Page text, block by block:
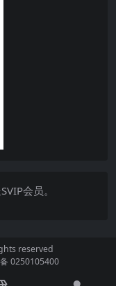
会员。
reserved
0250105400